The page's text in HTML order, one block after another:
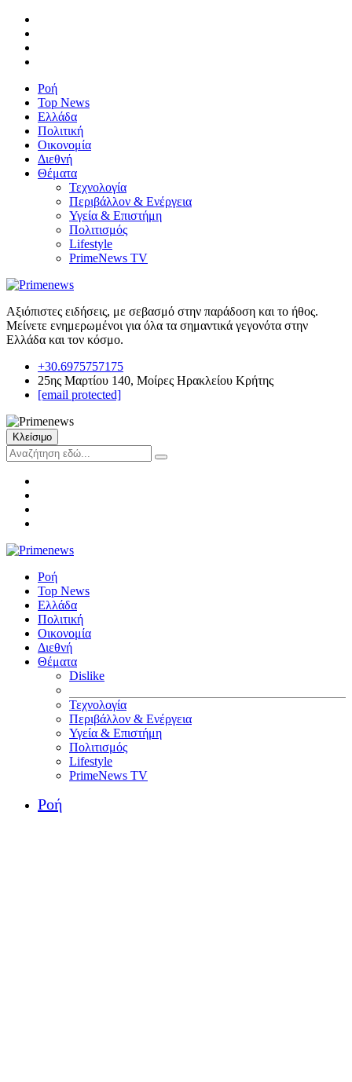
Ροή
Top News
Ελλάδα
Πολιτική
Οικονομία
Διεθνή
Θέματα
Τεχνολογία
Περιβάλλον & Ενέργεια
Υγεία & Επιστήμη
Πολιτισμός
Lifestyle
PrimeNews TV
Αξιόπιστες ειδήσεις, με σεβασμό στην παράδοση και το ήθος.
Μείνετε ενημερωμένοι για όλα τα σημαντικά γεγονότα στην
Ελλάδα και τον κόσμο.
+30.6975757175
25ης Μαρτίου 140, Μοίρες Ηρακλείου Κρήτης
[email protected]
Κλείσιμο
Ροή
Top News
Ελλάδα
Πολιτική
Οικονομία
Διεθνή
Θέματα
Dislike
Τεχνολογία
Περιβάλλον & Ενέργεια
Υγεία & Επιστήμη
Πολιτισμός
Lifestyle
PrimeNews TV
Ροή